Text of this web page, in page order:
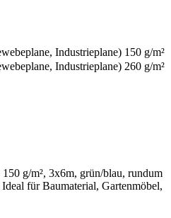
Industrieplane) 150 g/m²
Industrieplane) 260 g/m²